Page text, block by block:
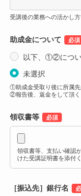
受講後の業務への活かし
助成金について
以下、①②につ
未選択
①助成金受取り後に所属先
②報告後、返金をして頂く
領収書等
領収書等、支払い確認
けた受講証明書を添付く
［振込先］銀行名